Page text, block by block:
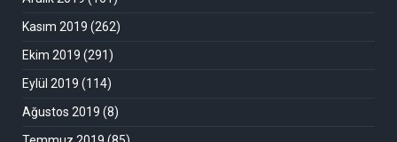
Kasım 2019 (262)
Ekim 2019 (291)
Eylül 2019 (114)
Ağustos 2019 (8)